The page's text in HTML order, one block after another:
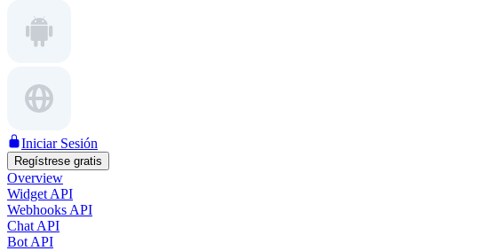
Iniciar Sesión
Regístrese gratis
Overview
Widget API
Webhooks API
Chat API
Bot API